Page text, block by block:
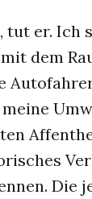
er. Ich
dem